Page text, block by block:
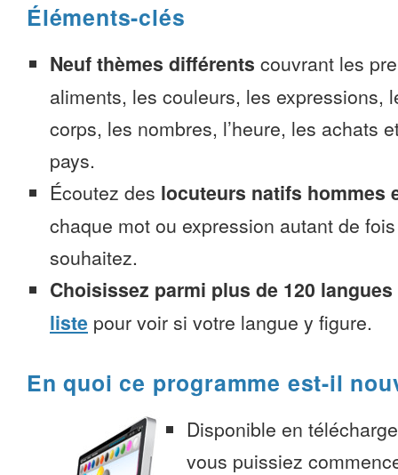
Éléments-clés
Neuf thèmes différents couvrant les
aliments, les couleurs, les expressions,
corps, les nombres, l’heure, les achats
pays.
Écoutez des locuteurs natifs hommes
chaque mot ou expression autant de
souhaitez.
Choisissez parmi plus de 120 langues
liste pour voir si votre langue y figure.
En quoi ce programme est-il
Disponible en
vous puissiez